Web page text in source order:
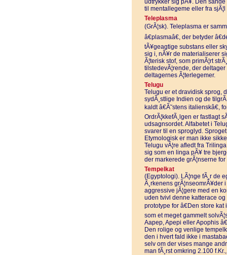
udtrykker sig pÃ¥. Den
til mentallegeme eller fra sjÃ¦l
Teleplasma
(GrÃ¦sk). Teleplasma er
â€plasmaâ€, der betyder
tÃ¥geagtige substans eller
sig i, nÃ¥r de materialiserer
Ã¦terisk stof, som primÃ¦rt
tilstedevÃ¦rende, der
deltagernes Ã¦terlegemer.
Telugu
Telugu er et dravidisk sprog,
sydÃ¸stlige Indien og de
kaldt â€Ã˜stens
OrdrÃ¦kkefÃ¸lgen er fastlagt
udsagnsordet. Alfabetet i
svarer til en sproglyd.
Etymologisk er man ikke
Telugu vÃ¦re afledt fra
sig som en linga pÃ¥ tre
der markerede grÃ¦nserne
Tempelkat
(Egyptologi). LÃ¦nge fÃ¸r de
Ã¸rkenens
aggressive jÃ¦gere med en
uden tvivl denne katterace
prototype for â€Den store
som et meget gammelt
Aapep, Apepi eller Apophis
Den rolige og venlige
den i hvert fald ikke i
selv om der vises mange
man fÃ¸rst omkring 2.100